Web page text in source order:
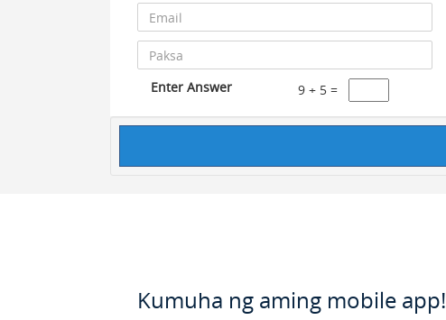
Enter Answer 9 + 5 =
Kumuha ng aming mobile app!